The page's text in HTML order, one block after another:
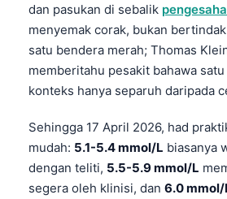
dan pasukan di sebalik
menyemak corak, bukan
satu bendera merah; Thomas
memberitahu pesakit bahawa
konteks hanya separuh daripada
Sehingga 17 April 2026, had
mudah: 5.1-5.4 mmol/L biasanya
dengan teliti, 5.5-5.9 mmol/L
segera oleh klinisi, dan 6.0